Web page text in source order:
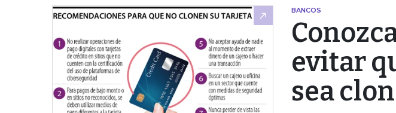
BANCOS
evitar
sea